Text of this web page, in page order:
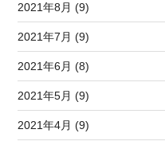
2021年8月 (9)
2021年7月 (9)
2021年6月 (8)
2021年5月 (9)
2021年4月 (9)